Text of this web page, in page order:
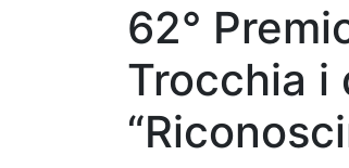
62°
Trocchia i